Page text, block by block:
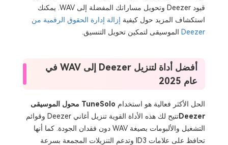
قيود Deezer وتحويل مساراتك المفضلة إلى WAV. يمكنك
استكشاف المزيد حول كيفية إزالة إدارة الحقوق الرقمية من
Deezer الموسيقى لتمكين تحويل التنسيق.
أفضل أداة لتنزيل Deezer إلى WAV في
عام 2025
الحل الأكثر فعالية هو استخدام
TuneSolo محول الموسيقى
Deezer
تتيح لك هذه الأداة القوية تنزيل أغاني Deezer وقوائم
التشغيل والألبومات بصيغة WAV دون فقدان الجودة. كما أنها
تحافظ على علامات ID3 وتدعم التنزيلات المجمعة بسرعة